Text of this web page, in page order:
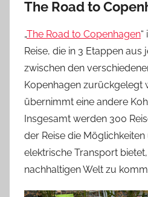
The Road to
„The Road to Copenhagen
Reise, die in 3 Etappen aus
zwischen den
Kopenhagen zurückgelegt
übernimmt eine andere
Insgesamt werden 300
der Reise die
elektrische Transport
nachhaltigen Welt zu